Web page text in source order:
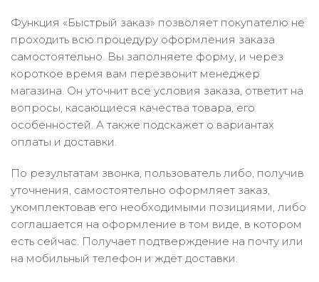
Функция «Быстрый заказ» позволяет покупателю не
проходить всю процедуру оформления заказа
самостоятельно. Вы заполняете форму, и через
короткое время вам перезвонит менеджер
магазина. Он уточнит все условия заказа, ответит на
вопросы, касающиеся качества товара, его
особенностей. А также подскажет о вариантах
оплаты и доставки.
По результатам звонка, пользователь либо, получив
уточнения, самостоятельно оформляет заказ,
укомплектовав его необходимыми позициями, либо
соглашается на оформление в том виде, в котором
есть сейчас. Получает подтверждение на почту или
на мобильный телефон и ждёт доставки.